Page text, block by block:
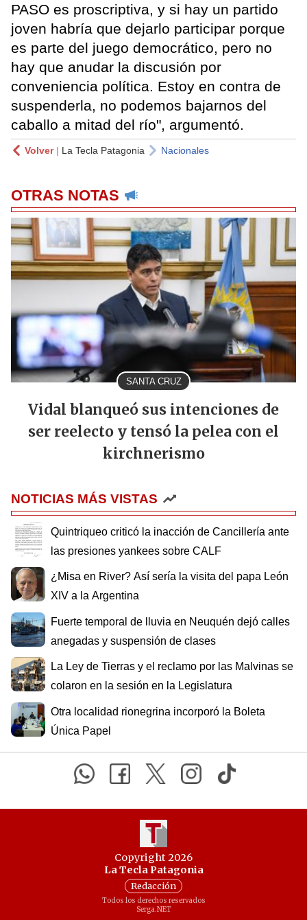
PASO es proscriptiva, y si hay un partido
joven habría que dejarlo participar porque
es parte del juego democrático, pero no
hay que anudar la discusión por
conveniencia política. Estoy en contra de
suspenderla, no podemos bajarnos del
caballo a mitad del río", argumentó.
Volver| La Tecla Patagonia Nacionales
OTRAS NOTAS
SANTA CRUZ
Vidal blanqueó sus intenciones de
ser reelecto y tensó la pelea con el
kirchnerismo
NOTICIAS MÁS VISTAS
Quintriqueo criticó la inacción de Cancillería ante
las presiones yankees sobre CALF
¿Misa en River? Así sería la visita del papa León
XIV a la Argentina
Fuerte temporal de lluvia en Neuquén dejó calles
anegadas y suspensión de clases
La Ley de Tierras y el reclamo por las Malvinas se
colaron en la sesión en la Legislatura
Otra localidad rionegrina incorporó la Boleta
Única Papel
Copyright 2026
La Tecla Patagonia
Redacción
Todos los derechos reservados
Serga.NET